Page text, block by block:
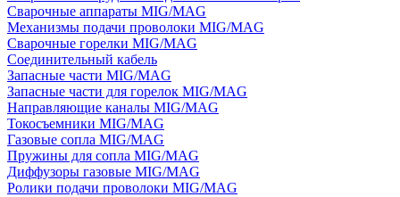
Сварочные аппараты MIG/MAG
Механизмы подачи проволоки MIG/MAG
Сварочные горелки MIG/MAG
Соединительный кабель
Запасные части MIG/MAG
Запасные части для горелок MIG/MAG
Направляющие каналы MIG/MAG
Токосъемники MIG/MAG
Газовые сопла MIG/MAG
Пружины для сопла MIG/MAG
Диффузоры газовые MIG/MAG
Ролики подачи проволоки MIG/MAG